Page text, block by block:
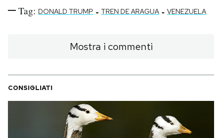
Tag: DONALD TRUMP - TREN DE ARAGUA - VENEZUELA
Mostra i commenti
CONSIGLIATI